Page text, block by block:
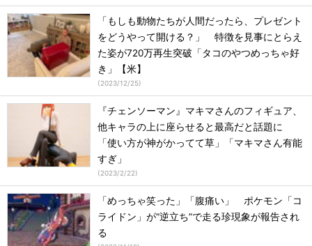
「もしも動物たちが人間だったら、プレゼント
をどうやって開ける？」 特徴を見事にとらえ
た姿が720万再生突破「タコのやつめっちゃ好
き」【米】
(2023/12/25)
『チェンソーマン』マキマさんのフィギュア、
他キャラの上に座らせると最高だと話題に
「使い方が神がかってて草」「マキマさん有能
すぎ」
(2023/2/22)
「めっちゃ笑った」「腹痛い」 ポケモン「コ
ライドン」が“逆立ち”で走る珍現象が報告され
る